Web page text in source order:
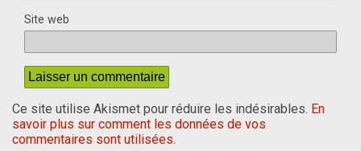
Site web
Ce site utilise Akismet pour réduire les indésirables. En
savoir plus sur comment les données de vos
commentaires sont utilisées.